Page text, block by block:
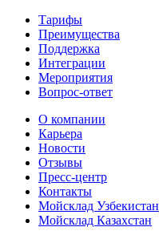
Тарифы
Преимущества
Поддержка
Интеграции
Мероприятия
Вопрос-ответ
О компании
Карьера
Новости
Отзывы
Пресс-центр
Контакты
Мойсклад Узбекистан
Мойсклад Казахстан